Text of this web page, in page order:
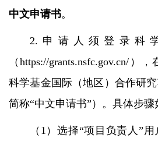
中文申请书。
2. 申请人须登录科
（https://grants.nsfc.gov.cn/ ），
科学基金国际（地区）合作研
简称“中文申请书” ）。具体步骤
（ 1 ）选择“项目负责人 ”用